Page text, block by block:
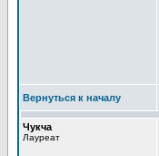
Вернуться к началу
Чукча
Лауреат